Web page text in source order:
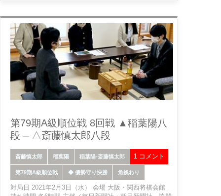
第79期A級順位戦 8回戦 ▲稲葉陽八
段 – △斎藤慎太郎八段
斎藤慎太郎 稲葉陽 稲葉陽-斎藤慎太郎
第79期A級順位戦 ◆ 優勢守り快勝 角換わり
1 コメント
対局日 2021年2月3日（水） 会場 大阪・関西将棋会館